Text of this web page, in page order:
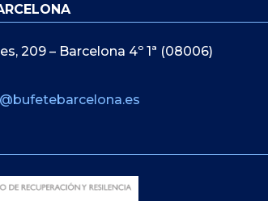
209 – Barcelona 4º 1ª (08006)